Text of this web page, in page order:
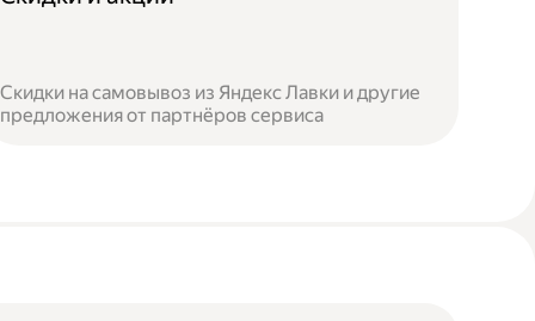
Скидки на самовывоз из Яндекс Лавки и другие
предложения от партнёров сервиса